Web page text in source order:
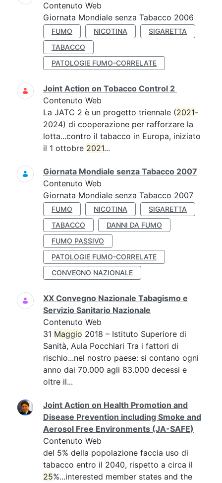
Contenuto Web
Giornata Mondiale senza Tabacco 2006
FUMO NICOTINA
SIGARETTA
TABACCO
PATOLOGIE FUMO-CORRELATE
Joint Action on Tobacco Control 2
Contenuto Web
La JATC 2 è un progetto triennale (2021-
2024) di cooperazione per rafforzare la
lotta...contro il tabacco in Europa, iniziato
il 1 ottobre 2021...
Giornata Mondiale senza Tabacco 2007
Contenuto Web
Giornata Mondiale senza Tabacco 2007
FUMO NICOTINA
SIGARETTA
TABACCO
DANNI DA FUMO
FUMO PASSIVO
PATOLOGIE FUMO-CORRELATE
CONVEGNO NAZIONALE
XX Convegno Nazionale Tabagismo e
Servizio Sanitario Nazionale
Contenuto Web
31 Maggio 2018 – Istituto Superiore di
Sanità, Aula Pocchiari Tra i fattori di
rischio...nel nostro paese: si contano ogni
anno dai 70.000 agli 83.000 decessi e
oltre il...
Joint Action on Health Promotion and
Disease Prevention including Smoke and
Aerosol Free Environments (JA-SAFE)
Contenuto Web
del 5% della popolazione faccia uso di
tabacco entro il 2040, rispetto a circa il
25%...interested member states and the